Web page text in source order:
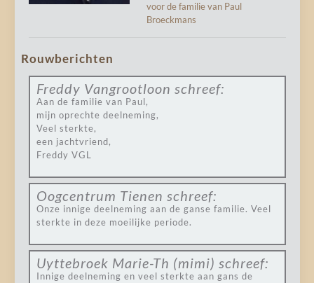
voor de familie van Paul
Broeckmans
Rouwberichten
Freddy Vangrootloon schreef:
Aan de familie van Paul,
mijn oprechte deelneming,
Veel sterkte,
een jachtvriend,
Freddy VGL
Oogcentrum Tienen schreef:
Onze innige deelneming aan de ganse familie. Veel
sterkte in deze moeilijke periode.
Uyttebroek Marie-Th (mimi) schreef:
Innige deelneming en veel sterkte aan gans de